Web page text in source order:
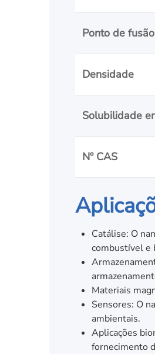
Ponto de fusão
Densidade
Solubilidade
Nº CAS
Catálise: O
combustível e
Materiais
Sensores: O
ambientais.
Aplicações
fornecimento